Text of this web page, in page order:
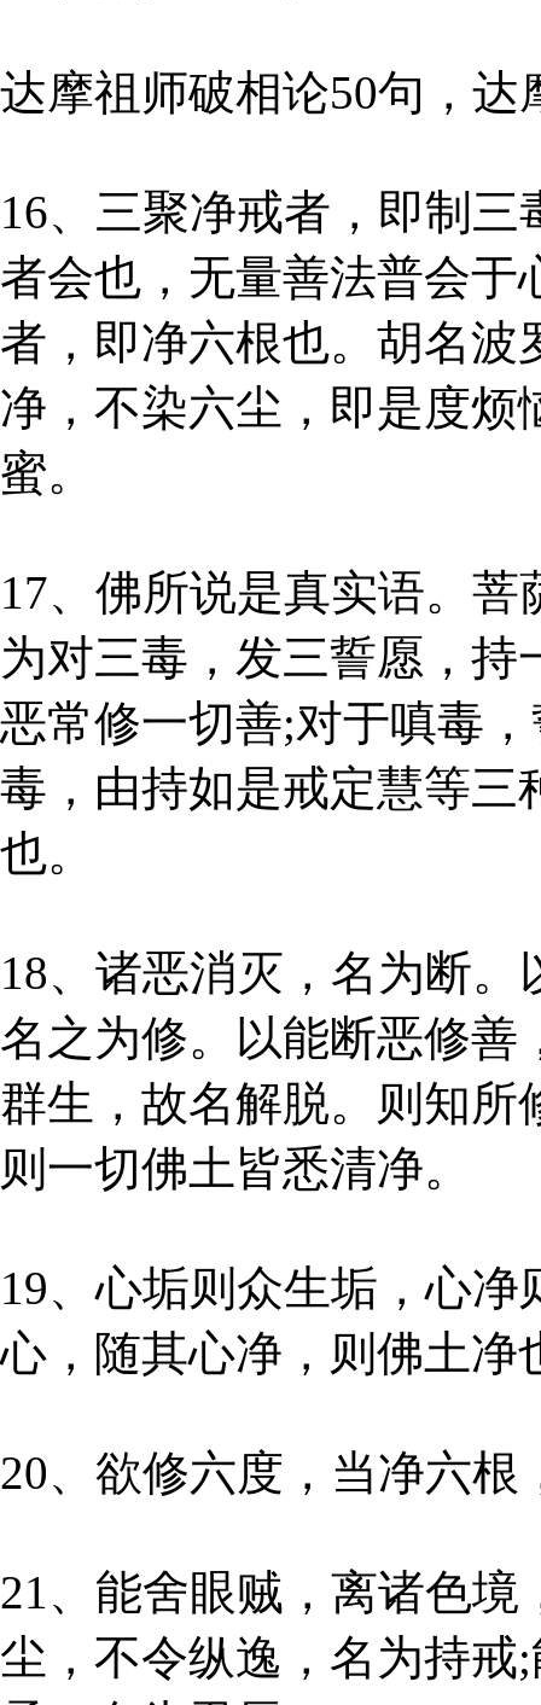
达摩祖师破相论50句，
16、三聚净戒者，即制
者会也，无量善法普会于
者，即净六根也。胡名波
净，不染六尘，即是度烦
蜜。
17、佛所说是真实语。
为对三毒，发三誓愿，
恶常修一切善;对于嗔毒
毒，由持如是戒定慧等三
也。
18、诸恶消灭，名为断
名之为修。以能断恶修善
群生，故名解脱。则知所
则一切佛土皆悉清净。
19、心垢则众生垢，心
心，随其心净，则佛土净
20、欲修六度，当净六根
21、能舍眼贼，离诸色
尘，不令纵逸，名为持戒